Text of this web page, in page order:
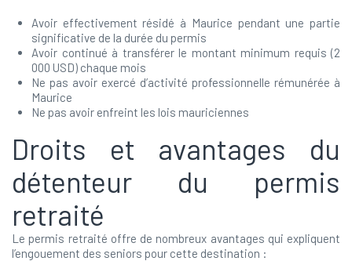
Avoir effectivement résidé à Maurice pendant une partie
significative de la durée du permis
Avoir continué à transférer le montant minimum requis (2
000 USD) chaque mois
Ne pas avoir exercé d’activité professionnelle rémunérée à
Maurice
Ne pas avoir enfreint les lois mauriciennes
Droits et avantages du
détenteur du permis
retraité
Le permis retraité offre de nombreux avantages qui expliquent
l’engouement des seniors pour cette destination :